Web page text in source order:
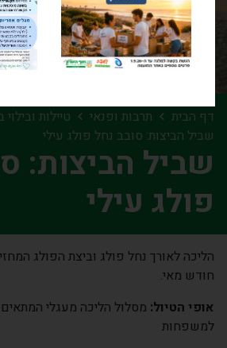
דף הבית תרבות ופנאי
טיילות
שביל הביצות: סובב נחל פולג עילי
שביל הביצות:
פולג עילי
הליכה לאורך נחל פולג וביצת הפולג
חודש מאי.
אופי הטיול: מסלול הליכה מעגלי המתאים
למשפחות